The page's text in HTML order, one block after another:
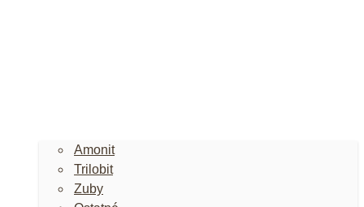
Amonit
Trilobit
Zuby